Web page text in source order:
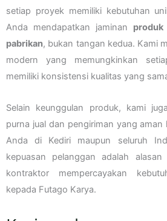
setiap proyek memiliki kebutuhan
Anda mendapatkan jaminan
pabrikan, bukan tangan kedua. Kami
modern yang memungkinkan
memiliki konsistensi kualitas yang
Selain keunggulan produk, kami
purna jual dan pengiriman yang
Anda di Kediri maupun seluruh
kepuasan pelanggan adalah
kontraktor mempercayakan
kepada Futago Karya.